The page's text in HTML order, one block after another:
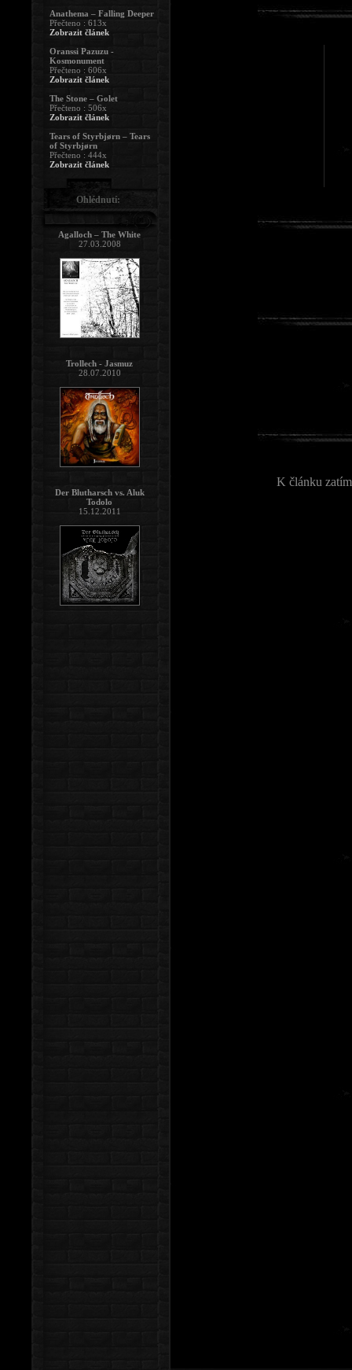
K článku
Anathema – Falling Deeper
Přečteno : 613x
Zobrazit článek
Oranssi Pazuzu -
Kosmonument
Přečteno : 606x
Zobrazit článek
The Stone – Golet
Přečteno : 506x
Zobrazit článek
Tears of Styrbjørn – Tears
of Styrbjørn
Přečteno : 444x
Zobrazit článek
Ohlédnutí:
Agalloch – The White
27.03.2008
Trollech - Jasmuz
28.07.2010
Der Blutharsch vs. Aluk
Todolo
15.12.2011